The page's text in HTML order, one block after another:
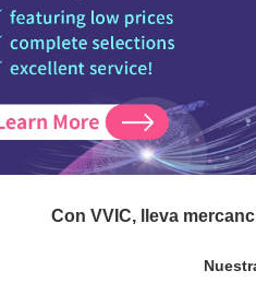
Con VVIC, lleva